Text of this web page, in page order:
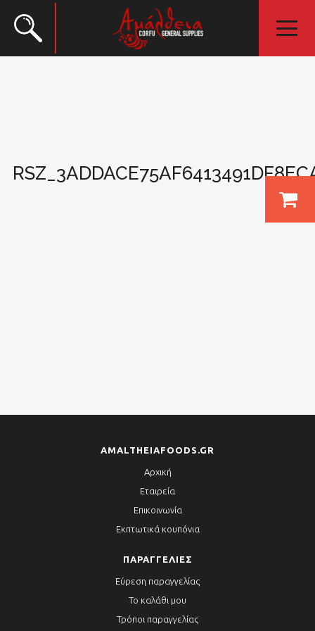
AMALTHEIAFOODS.GR
Αρχική
Εταιρεία
Επικοινωνία
Εκπτωτικά κουπόνια
ΠΑΡΑΓΓΕΛΊΕΣ
Εύρεση παραγγελίας
Το καλάθι μου
Τρόποι παραγγελίας